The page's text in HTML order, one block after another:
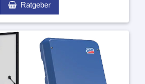
Ratgeber